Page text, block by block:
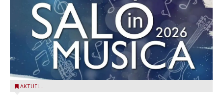
Salò in Musica 2026
AKTUELL